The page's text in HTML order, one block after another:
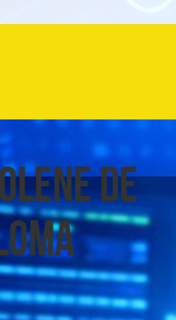
de